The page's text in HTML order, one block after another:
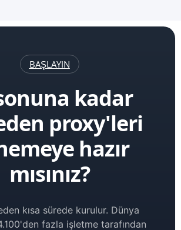
BAŞLAYIN
kadar
proxy'leri
hazır
mısınız?
kısa sürede kurulur. Dünya
fazla işletme tarafından